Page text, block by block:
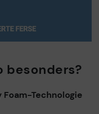
besonders?
Technologie